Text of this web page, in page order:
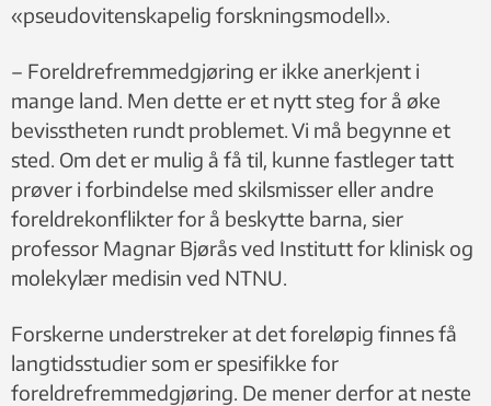
«pseudovitenskapelig forskningsmodell».
– Foreldrefremmedgjøring er ikke anerkjent i
mange land. Men dette er et nytt steg for å øke
bevisstheten rundt problemet. Vi må begynne et
sted. Om det er mulig å få til, kunne fastleger tatt
prøver i forbindelse med skilsmisser eller andre
foreldrekonflikter for å beskytte barna, sier
professor Magnar Bjørås ved Institutt for klinisk og
molekylær medisin ved NTNU.
Forskerne understreker at det foreløpig finnes få
langtidsstudier som er spesifikke for
foreldrefremmedgjøring. De mener derfor at neste